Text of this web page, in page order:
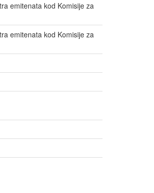
emitenata kod Komisije za
emitenata kod Komisije za